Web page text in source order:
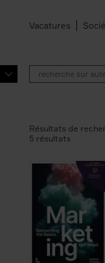
Vacatures
filter
De Feyter filter
Van Belleghem filter
Résultats de
5 résultats